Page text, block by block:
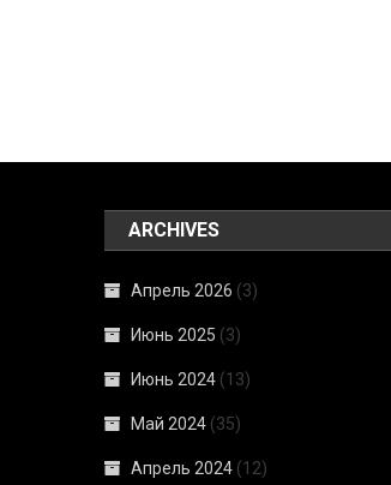
ARCHIVES
Апрель 2026 (3)
Июнь 2025 (3)
Июнь 2024 (13)
Май 2024 (35)
Апрель 2024 (12)